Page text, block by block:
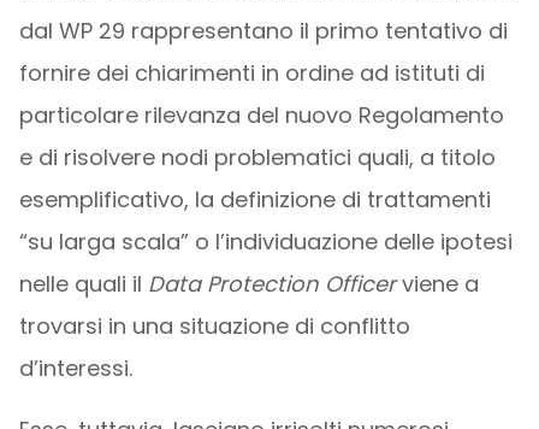
dal WP 29 rappresentano il primo tentativo di
fornire dei chiarimenti in ordine ad istituti di
particolare rilevanza del nuovo Regolamento
e di risolvere nodi problematici quali, a titolo
esemplificativo, la definizione di trattamenti
“su larga scala” o l’individuazione delle ipotesi
nelle quali il Data Protection Officerviene a
trovarsi in una situazione di conflitto
d’interessi.